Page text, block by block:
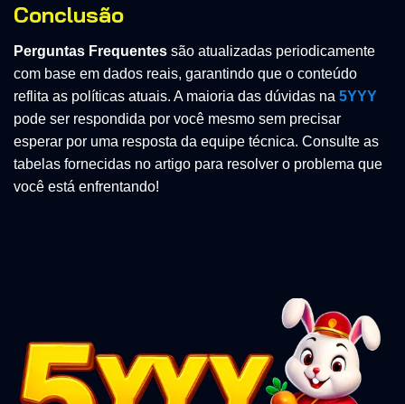
Conclusão
Perguntas Frequentes são atualizadas periodicamente
com base em dados reais, garantindo que o conteúdo
reflita as políticas atuais. A maioria das dúvidas na 5YYY
pode ser respondida por você mesmo sem precisar
esperar por uma resposta da equipe técnica. Consulte as
tabelas fornecidas no artigo para resolver o problema que
você está enfrentando!